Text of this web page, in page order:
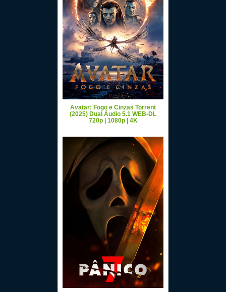
Avatar: Fogo e Cinzas Torrent
(2025) Dual Áudio 5.1 WEB-DL
720p | 1080p | 4K